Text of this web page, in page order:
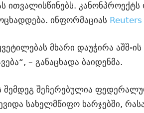
კანონპროექტს
ინფორმაციას Reuters
მხარი დაუჭირა აშშ-
– განაცხადა ბაიდენმა.
შემდეგ შეჩერებულია
სახელმწიფო ხარჯებში,